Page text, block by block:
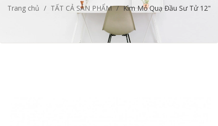
Trang chủ / TẤT CẢ SẢN PHẨM / Kìm Mỏ Quạ Đầu Sư Tử 12"